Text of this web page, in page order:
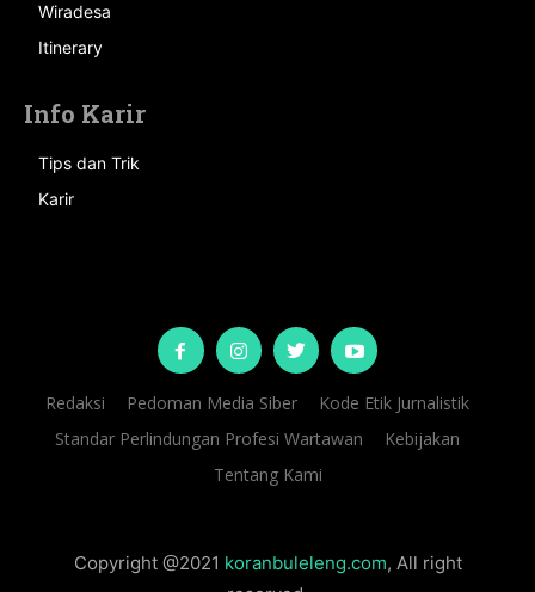
Wiradesa
Itinerary
Info Karir
Tips dan Trik
Karir
Redaksi Pedoman Media Siber
Kode Etik Jurnalistik
Standar Perlindungan Profesi Wartawan
Kebijakan
Tentang Kami
Copyright @2021 koranbuleleng.com, All right